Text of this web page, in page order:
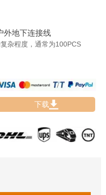
外地下连接线
杂程度，通常为100PCS
下载